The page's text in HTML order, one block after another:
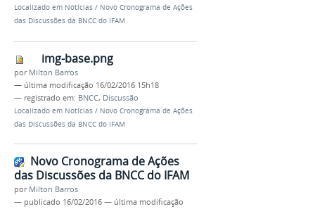
Localizado em Notícias / Novo Cronograma de Ações
das Discussões da BNCC do IFAM
img-base.png
por Milton Barros
— última modificação 16/02/2016 15h18
— registrado em: BNCC, Discussão
Localizado em Notícias / Novo Cronograma de Ações
das Discussões da BNCC do IFAM
Novo Cronograma de Ações
das Discussões da BNCC do IFAM
por Milton Barros
— publicado 16/02/2016 — última modificação